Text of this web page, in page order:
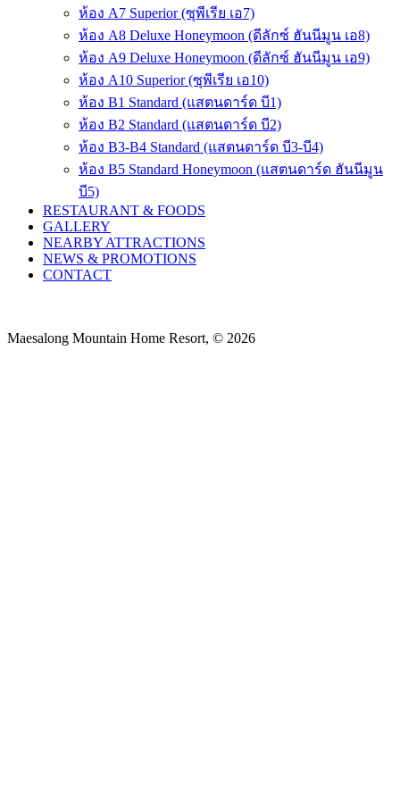
ห้อง A7 Superior (ซุพีเรีย เอ7)
ห้อง A8 Deluxe Honeymoon (ดีลักซ์ ฮันนีมูน เอ8)
ห้อง A9 Deluxe Honeymoon (ดีลักซ์ ฮันนีมูน เอ9)
ห้อง A10 Superior (ซุพีเรีย เอ10)
ห้อง B1 Standard (แสตนดาร์ด บี1)
ห้อง B2 Standard (แสตนดาร์ด บี2)
ห้อง B3-B4 Standard (แสตนดาร์ด บี3-บี4)
ห้อง B5 Standard Honeymoon (แสตนดาร์ด ฮันนีมูน
บี5)
RESTAURANT & FOODS
GALLERY
NEARBY ATTRACTIONS
NEWS & PROMOTIONS
CONTACT
Maesalong Mountain Home Resort, © 2026